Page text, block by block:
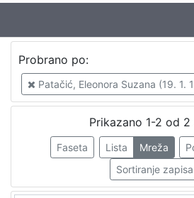
Probrano po:
Patačić, Eleonora Suzana (19. 1.
Prikazano 1-2 od 2
Faseta Lista Mreža
Sortiranje zapisa